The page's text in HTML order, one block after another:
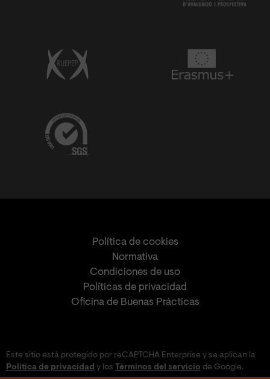
Política de cookies
Normativa
Condiciones de uso
Políticas de privacidad
Oficina de Buenas Prácticas
Este sitio está protegido por reCAPTCHA Enterprise y se aplican la
Política de privacidad y los Términos del servicio de Google.